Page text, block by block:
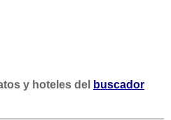
y hoteles del
buscador